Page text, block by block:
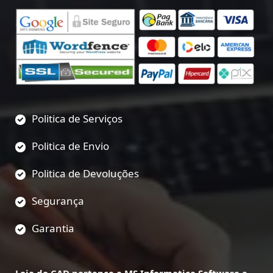
Politica de Serviços
Politica de Envio
Politica de Devoluções
Segurança
Garantia